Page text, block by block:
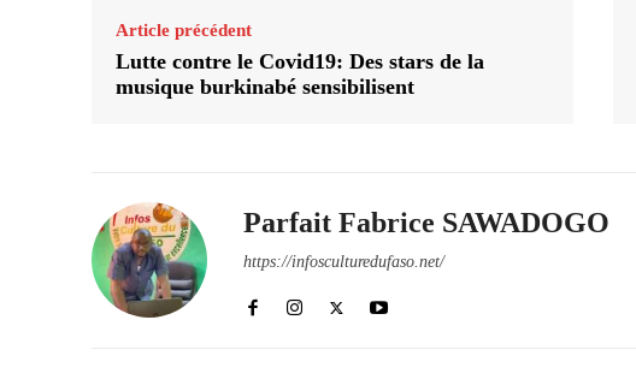
Article précédent
Lutte contre le Covid19: Des stars de la
musique burkinabé sensibilisent
Parfait Fabrice SAWADOGO
https://infosculturedufaso.net/